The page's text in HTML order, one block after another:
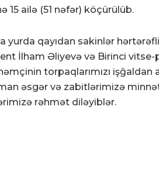
15 ailə (51 nəfər) köçürülüb.
yurda qayıdan sakinlər
İlham Əliyevə və Birinci
torpaqlarımızı
əsgər və zabitlərimizə
rəhmət diləyiblər.